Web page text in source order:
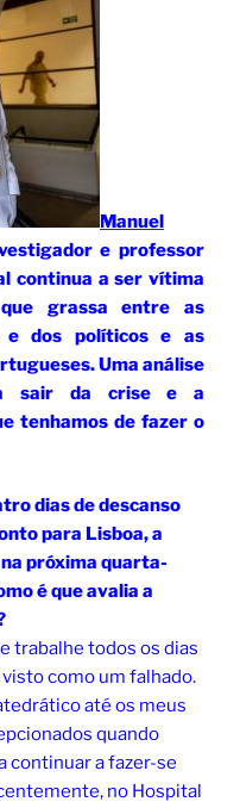
Manuel
e professor
continua a ser vítima
grassa entre as
e dos políticos e as
Uma análise
a sair da crise e a
tenhamos de fazer o
dias de descanso
para Lisboa, a
próxima quarta-
é que avalia a
trabalhe todos os dias
como um falhado.
até os meus
quando
continuar a fazer-se
no Hospital